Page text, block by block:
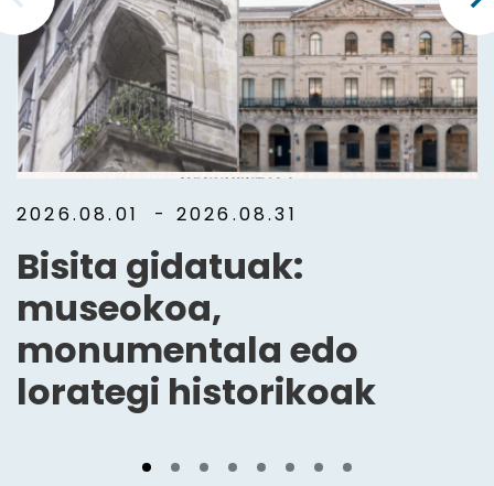
2026.08.01 - 2026.08.31
Bisita gidatuak:
museokoa,
monumentala edo
lorategi historikoak